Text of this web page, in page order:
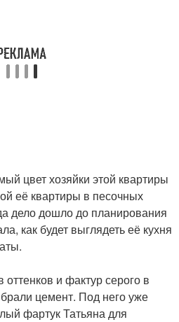
цвет хозяйки этой квартиры
её квартиры в песочных
дело дошло до планирования
как будет выглядеть её кухня
оттенков и фактур серого в
цемент. Под него уже
фартук Татьяна для